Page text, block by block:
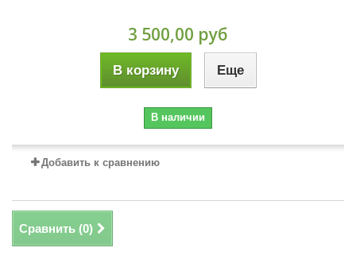
3 500,00 руб
В корзину Еще
В наличии
Добавить к сравнению
Сравнить (0)